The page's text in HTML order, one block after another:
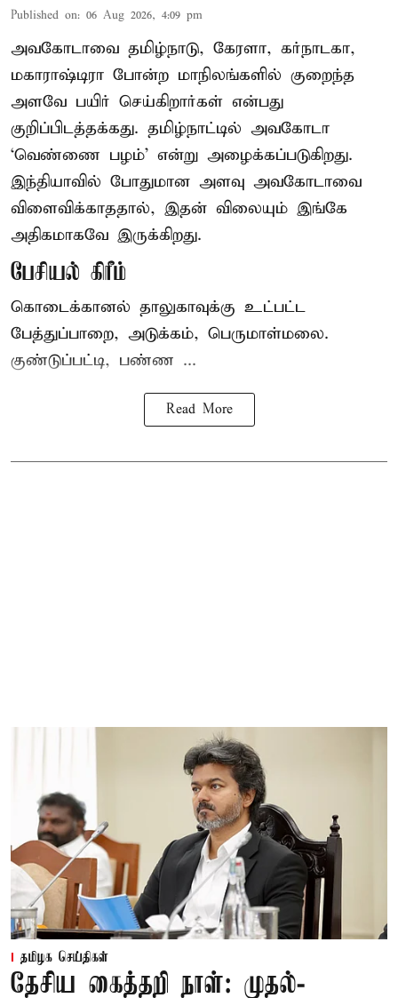
Published on: 06 Aug 2026, 4:09 pm
அவகோடாவை தமிழ்நாடு, கேரளா, கர்நாடகா,
மகாராஷ்டிரா போன்ற மாநிலங்களில் குறைந்த
அளவே பயிர் செய்கிறார்கள் என்பது
குறிப்பிடத்தக்கது. தமிழ்நாட்டில் அவகோடா
‘வெண்ணை பழம்’ என்று அழைக்கப்படுகிறது.
இந்தியாவில் போதுமான அளவு அவகோடாவை
விளைவிக்காததால், இதன் விலையும் இங்கே
அதிகமாகவே இருக்கிறது.
பேசியல் கிரீம்
கொடைக்கானல் தாலுகாவுக்கு உட்பட்ட
பேத்துப்பாறை, அடுக்கம், பெருமாள்மலை.
குண்டுப்பட்டி, பண்ண ...
Read More
தமிழக செய்திகள்
தேசிய கைத்தறி நாள்: முதல்-